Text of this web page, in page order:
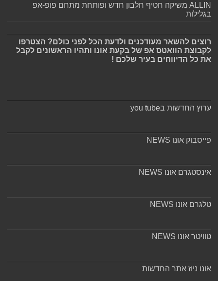
ALLIN משיקה חטיף חלבון חדש ופותחת מתחם פופ-אפ
בגלילות
רוצים להשאר מעודכנים ולדעת הכל לפני כולם? הצטרפו
לקבוצת הוואטס אפ של בקעת אונו ותהיו הראשונים לקבל
את כל הדיווחים בעיר שלכם !
ערוץ החדשות בyou tube
פייסבוק אונו NEWS
אינסטגרם אונו NEWS
טלגרם אונו NEWS
טוויטר אונו NEWS
אונו ניוז אתר החדשות